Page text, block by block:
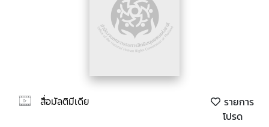
สื่อมัลติมีเดีย
รายการ
โปรด